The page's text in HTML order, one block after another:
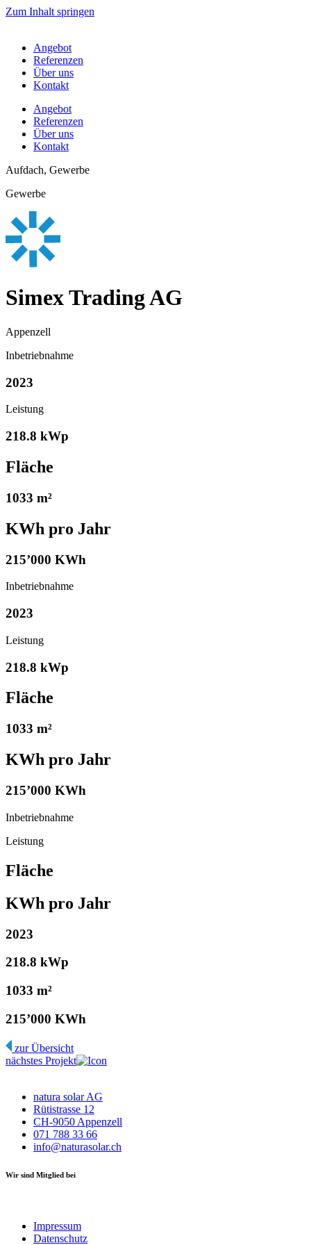
Zum Inhalt springen
Angebot
Referenzen
Über uns
Kontakt
Angebot
Referenzen
Über uns
Kontakt
Aufdach, Gewerbe
Gewerbe
Simex Trading AG
Appenzell
Inbetriebnahme
2023
Leistung
218.8 kWp
Fläche
1033 m²
KWh pro Jahr
215’000 KWh
Inbetriebnahme
2023
Leistung
218.8 kWp
Fläche
1033 m²
KWh pro Jahr
215’000 KWh
Inbetriebnahme
Leistung
Fläche
KWh pro Jahr
2023
218.8 kWp
1033 m²
215’000 KWh
zur Übersicht
nächstes Projekt
natura solar AG
Rütistrasse 12
CH-9050 Appenzell
071 788 33 66
info@naturasolar.ch
Wir sind Mitglied bei
Impressum
Datenschutz